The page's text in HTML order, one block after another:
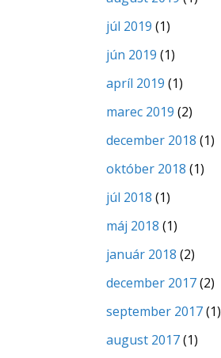
júl 2019 (1)
jún 2019 (1)
apríl 2019 (1)
marec 2019 (2)
december 2018 (1)
október 2018 (1)
júl 2018 (1)
máj 2018 (1)
január 2018 (2)
december 2017(2)
september 2017(1)
august 2017(1)